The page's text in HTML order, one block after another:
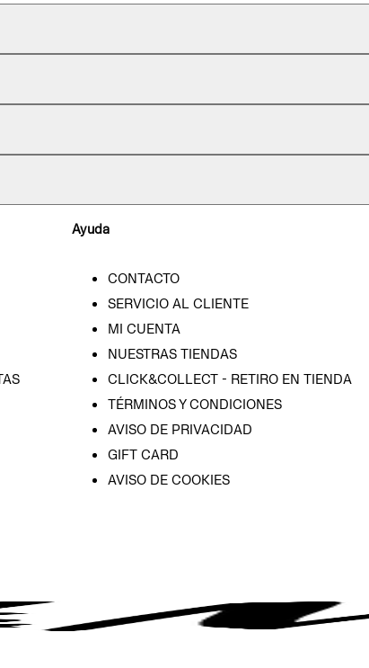
Ayuda
CONTACTO
SERVICIO AL CLIENTE
MI CUENTA
NUESTRAS TIENDAS
CLICK&COLLECT - RETIRO EN TIENDA
TÉRMINOS Y CONDICIONES
AVISO DE PRIVACIDAD
GIFT CARD
AVISO DE COOKIES